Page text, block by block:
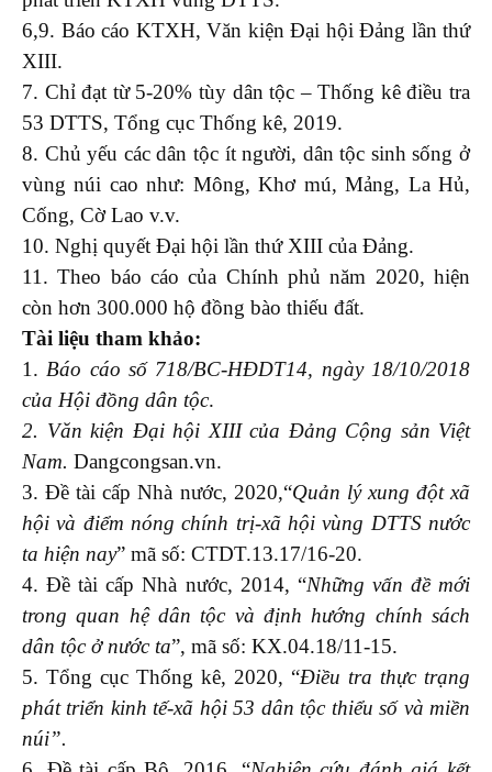
6,9. Báo cáo KTXH, Văn kiện Đại hội Đảng lần thứ
XIII.
7. Chỉ đạt từ 5-20% tùy dân tộc – Thống kê điều tra
53 DTTS, Tổng cục Thống kê, 2019.
8. Chủ yếu các dân tộc ít người, dân tộc sinh sống ở
vùng núi cao như: Mông, Khơ mú, Mảng, La Hủ,
Cống, Cờ Lao v.v.
10. Nghị quyết Đại hội lần thứ XIII của Đảng.
11. Theo báo cáo của Chính phủ năm 2020, hiện
còn hơn 300.000 hộ đồng bào thiếu đất.
Tài liệu tham khảo:
1. Báo cáosố 718/BC-HĐDT14, ngày 18/10/2018
của Hội đồng dân tộc.
2. Văn kiện Đại hội XIII của Đảng Cộng sản Việt
Nam. Dangcongsan.vn.
3. Đề tài cấp Nhà nước, 2020,“Quản lý xung đột xã
hội và điểm nóng chính trị-xã hội vùng DTTS nước
ta hiện nay” mã số: CTDT.13.17/16-20.
4. Đề tài cấp Nhà nước, 2014, “Những vấn đề mới
trong quan hệ dân tộc và định hướng chính sách
dân tộc ở nước ta”, mã số: KX.04.18/11-15.
5. Tổng cục Thống kê, 2020, “Điều tra thực trạng
phát triển kinh tế-xã hội 53 dân tộc thiểu số và miền
núi”.